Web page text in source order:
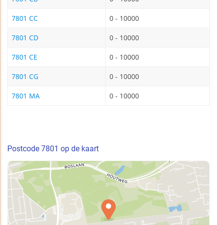
7801 CC 0 - 10000
7801 CD 0 - 10000
7801 CE 0 - 10000
7801 CG 0 - 10000
7801 MA 0 - 10000
Postcode 7801 op de kaart